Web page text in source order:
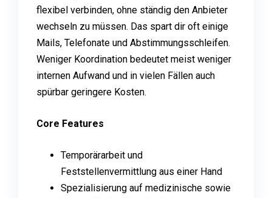
flexibel verbinden, ohne ständig den Anbieter
wechseln zu müssen. Das spart dir oft einige
Mails, Telefonate und Abstimmungsschleifen.
Weniger Koordination bedeutet meist weniger
internen Aufwand und in vielen Fällen auch
spürbar geringere Kosten.
Core Features
Temporärarbeit und
Feststellenvermittlung aus einer Hand
Spezialisierung auf medizinische sowie